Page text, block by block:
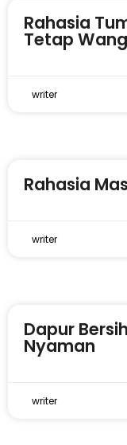
Rahasia
Tetap
writer
Rahasia
writer
Dapur
Nyaman
writer